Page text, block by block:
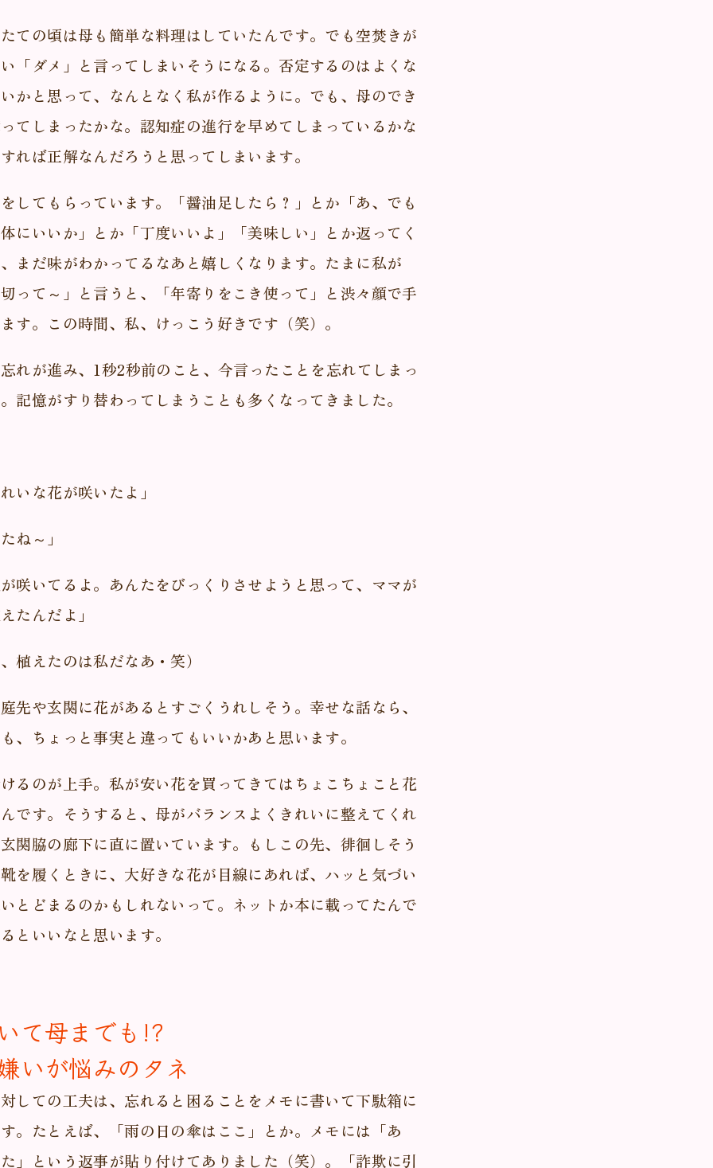
ての頃は母も簡単な料理はしていたんです。でも空焚きが
「ダメ」と言ってしまいそうになる。否定するのはよくな
かと思って、なんとなく私が作るように。でも、母のでき
てしまったかな。認知症の進行を早めてしまっているかな
れば正解なんだろうと思ってしまいます。
してもらっています。「醤油足したら？」とか「あ、でも
にいいか」とか「丁度いいよ」「美味しい」とか返ってく
まだ味がわかってるなあと嬉しくなります。たまに私が
って～」と言うと、「年寄りをこき使って」と渋々顔で手
す。この時間、私、けっこう好きです（笑）。
れが進み、1秒2秒前のこと、今言ったことを忘れてしまっ
記憶がすり替わってしまうことも多くなってきました。
いな花が咲いたよ」
ね～」
咲いてるよ。あんたをびっくりさせようと思って、ママが
たんだよ」
植えたのは私だなあ・笑）
先や玄関に花があるとすごくうれしそう。幸せな話なら、
、ちょっと事実と違ってもいいかあと思います。
るのが上手。私が安い花を買ってきてはちょこちょこと花
です。そうすると、母がバランスよくきれいに整えてくれ
関脇の廊下に直に置いています。もしこの先、徘徊しそう
を履くときに、大好きな花が目線にあれば、ハッと気づい
とどまるのかもしれないって。ネットか本に載ってたんで
といいなと思います。
て母までも!?
いが悩みのタネ
しての工夫は、忘れると困ることをメモに書いて下駄箱に
。たとえば、「雨の日の傘はここ」とか。メモには「あ
」という返事が貼り付けてありました（笑）。「詐欺に引